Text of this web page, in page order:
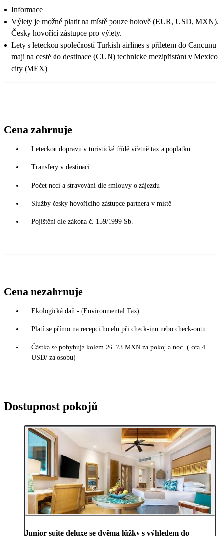
Informace
Výlety je možné platit na místě pouze hotově (EUR, USD, MXN).
Česky hovořící zástupce pro výlety.
Lety s leteckou společností Turkish airlines s příletem do Cancunu
mají na cestě do destinace (CUN) technické mezipřistání v Mexico
city (MEX)
Cena zahrnuje
Leteckou dopravu v turistické třídě včetně tax a poplatků
Transfery v destinaci
Počet nocí a stravování dle smlouvy o zájezdu
Služby česky hovořícího zástupce partnera v místě
Pojištění dle zákona č. 159/1999 Sb.
Cena nezahrnuje
Ekologická daň - (Environmental Tax):
Platí se přímo na recepci hotelu při check-inu nebo check-outu.
Částka se pohybuje kolem 26–73 MXN za pokoj a noc. ( cca 4
USD/ za osobu)
Dostupnost pokojů
Junior suite deluxe se dvěma lůžky s výhledem do